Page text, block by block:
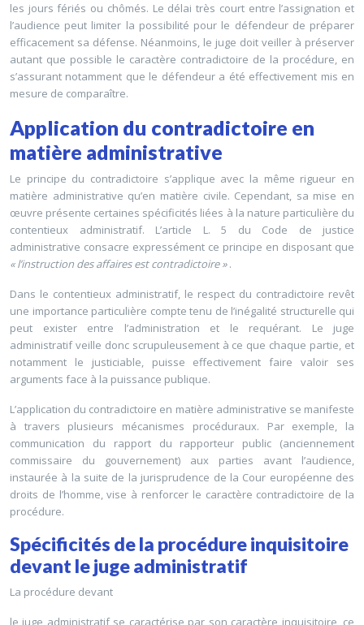
les jours fériés ou chômés. Le délai très court entre l’assignation et
l’audience peut limiter la possibilité pour le défendeur de préparer
efficacement sa défense. Néanmoins, le juge doit veiller à préserver
autant que possible le caractère contradictoire de la procédure, en
s’assurant notamment que le défendeur a été effectivement mis en
mesure de comparaître.
Application du contradictoire en
matière administrative
Le principe du contradictoire s’applique avec la même rigueur en
matière administrative qu’en matière civile. Cependant, sa mise en
œuvre présente certaines spécificités liées à la nature particulière du
contentieux administratif. L’article L. 5 du Code de justice
administrative consacre expressément ce principe en disposant que
« l’instruction des affaires est contradictoire ».
Dans le contentieux administratif, le respect du contradictoire revêt
une importance particulière compte tenu de l’inégalité structurelle qui
peut exister entre l’administration et le requérant. Le juge
administratif veille donc scrupuleusement à ce que chaque partie, et
notamment le justiciable, puisse effectivement faire valoir ses
arguments face à la puissance publique.
L’application du contradictoire en matière administrative se manifeste
à travers plusieurs mécanismes procéduraux. Par exemple, la
communication du rapport du rapporteur public (anciennement
commissaire du gouvernement) aux parties avant l’audience,
instaurée à la suite de la jurisprudence de la Cour européenne des
droits de l’homme, vise à renforcer le caractère contradictoire de la
procédure.
Spécificités de la procédure inquisitoire
devant le juge administratif
La procédure devant
le juge administratif se caractérise par son caractère inquisitoire, ce